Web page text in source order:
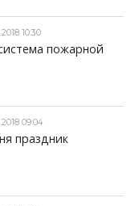
10:30
пожарной
09:04
праздник